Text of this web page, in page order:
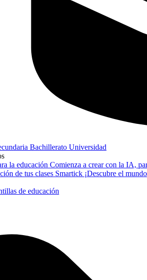
Bachillerato Universidad
la educación Comienza a crear con la IA,
de tus clases Smartick ¡Descubre el
de educación